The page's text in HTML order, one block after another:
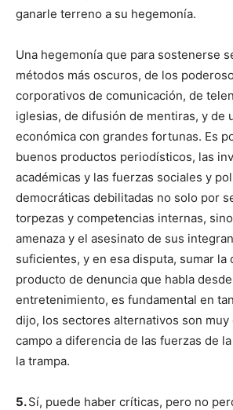
ganarle terreno a su hegemonía.
Una hegemonía que para sostenerse
métodos más oscuros, de los
corporativos de comunicación, de
iglesias, de difusión de mentiras, y de
económica con grandes fortunas. Es
buenos productos periodísticos, las
académicas y las fuerzas sociales y
democráticas debilitadas no solo por
torpezas y competencias internas,
amenaza y el asesinato de sus
suficientes, y en esa disputa, sumar la
producto de denuncia que habla
entretenimiento, es fundamental en
dijo, los sectores alternativos son muy
campo a diferencia de las fuerzas de
la trampa.
5.Sí, puede haber críticas, pero no